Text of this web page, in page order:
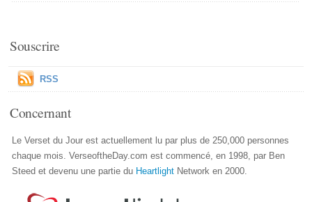
Souscrire
RSS
Concernant
Le Verset du Jour est actuellement lu par plus de 250,000 personnes
chaque mois. VerseoftheDay.com est commencé, en 1998, par Ben
Steed et devenu une partie du Heartlight Network en 2000.